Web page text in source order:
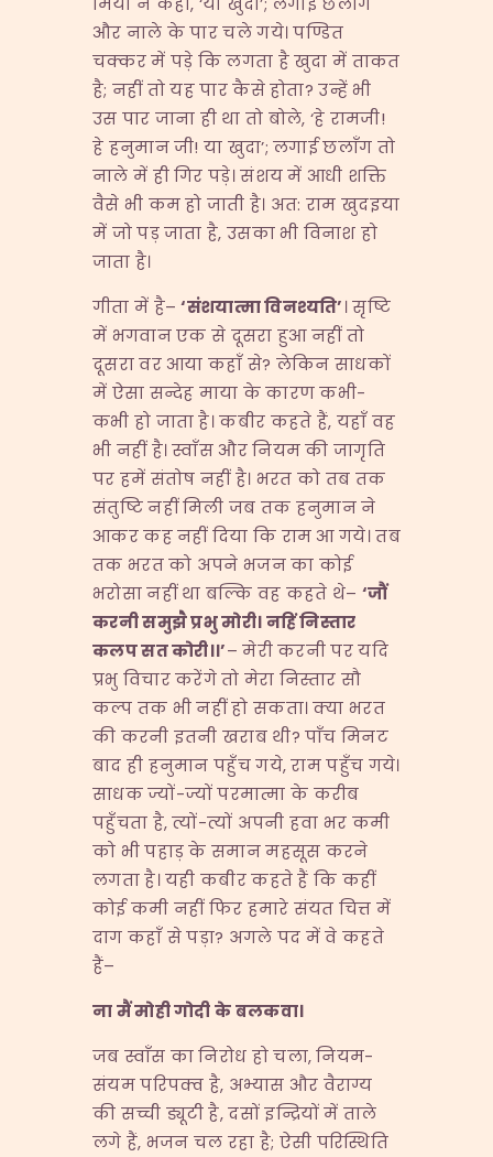
और नाले के पार चले गये। पण्डित
चक्कर में पड़े कि लगता है खुदा में ताकत
है; नहीं तो यह पार कैसे होता? उन्हें भी
उस पार जाना ही था तो बोले, ‘हे रामजी!
हे हनुमान जी! या खुदा’; लगाई छलाँग तो
नाले में ही गिर पड़े। संशय में आधी शक्ति
वैसे भी कम हो जाती है। अत: राम खुदइया
में जो पड़ जाता है, उसका भी विनाश हो
जाता है।
गीता में है–‘संशयात्मा विनश्यति’। सृष्टि
में भगवान एक से दूसरा हुआ नहीं तो
दूसरा वर आया कहाँ से? लेकिन साधकों
में ऐसा सन्देह माया के कारण कभी-
कभी हो जाता है। कबीर कहते हैं, यहाँ वह
भी नहीं है। स्वाँस और नियम की जागृति
पर हमें संतोष नहीं है। भरत को तब तक
संतुष्टि नहीं मिली जब तक हनुमान ने
आकर कह नहीं दिया कि राम आ गये। तब
तक भरत को अपने भजन का कोई
भरोसा नहीं था बल्कि वह कहते थे– ‘जौं
करनी समुझै प्रभु मोरी। नहिं निस्तार
कलप सत कोरी।।’– मेरी करनी पर यदि
प्रभु विचार करेंगे तो मेरा निस्तार सौ
कल्प तक भी नहीं हो सकता। क्या भरत
की करनी इतनी खराब थी? पाँच मिनट
बाद ही हनुमान पहुँच गये, राम पहुँच गये।
साधक ज्यों-ज्यों परमात्मा के करीब
पहुँचता है, त्यों-त्यों अपनी हवा भर कमी
को भी पहाड़ के समान महसूस करने
लगता है। यही कबीर कहते हैं कि कहीं
कोई कमी नहीं फिर हमारे संयत चित्त में
दाग कहाँ से पड़ा? अगले पद में वे कहते
हैं–
ना मैं मोही गोदी के बलकवा।
जब स्वाँस का निरोध हो चला, नियम-
संयम परिपक्व है, अभ्यास और वैराग्य
की सच्ची ड्यूटी है, दसों इन्द्रियों में ताले
लगे हैं, भजन चल रहा है; ऐसी परिस्थिति